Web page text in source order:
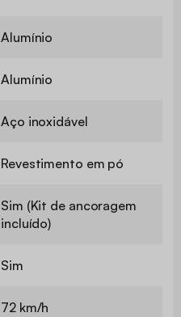
Alumínio
Alumínio
Aço inoxidável
Revestimento em pó
Sim (Kit de ancoragem
incluído)
Sim
72 km/h